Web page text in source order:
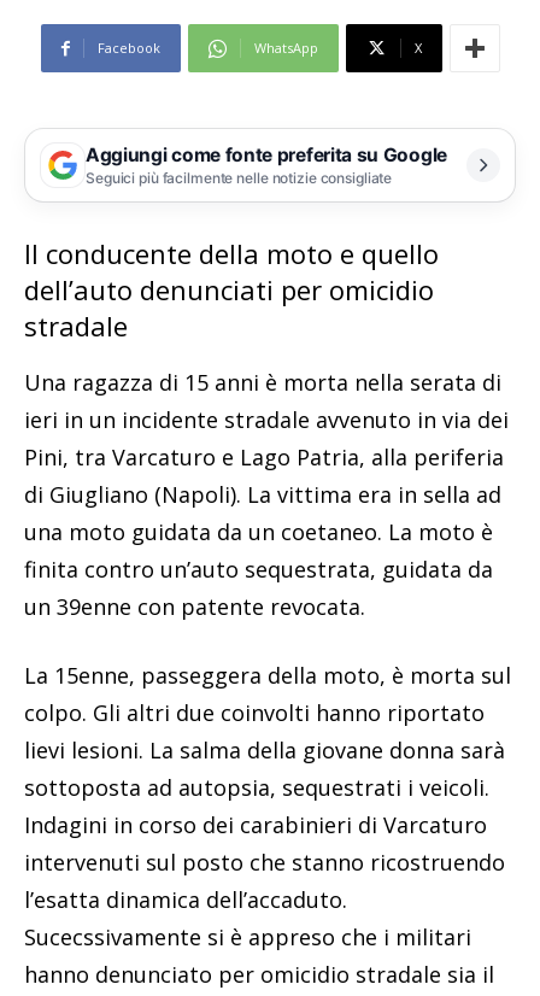
Facebook WhatsApp X
Aggiungi come fonte preferita su Google
Seguici più facilmente nelle notizie consigliate
Il conducente della moto e quello
dell’auto denunciati per omicidio
stradale
Una ragazza di 15 anni è morta nella serata di
ieri in un incidente stradale avvenuto in via dei
Pini, tra Varcaturo e Lago Patria, alla periferia
di Giugliano (Napoli). La vittima era in sella ad
una moto guidata da un coetaneo. La moto è
finita contro un’auto sequestrata, guidata da
un 39enne con patente revocata.
La 15enne, passeggera della moto, è morta sul
colpo. Gli altri due coinvolti hanno riportato
lievi lesioni. La salma della giovane donna sarà
sottoposta ad autopsia, sequestrati i veicoli.
Indagini in corso dei carabinieri di Varcaturo
intervenuti sul posto che stanno ricostruendo
l’esatta dinamica dell’accaduto.
Sucecssivamente si è appreso che i militari
hanno denunciato per omicidio stradale sia il